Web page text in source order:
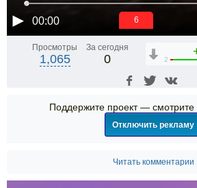
00:00 6
Просмотры
1,065
За сегодня
0 2
Поддержите проект —
Отключить рекламу
Читать комментарии